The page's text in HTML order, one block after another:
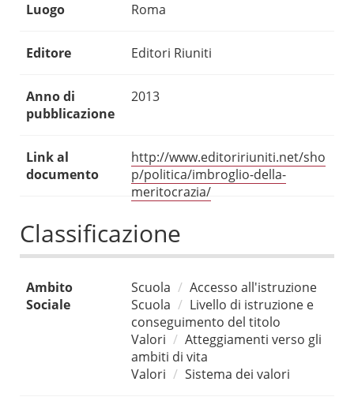
Luogo Roma
Editore Editori Riuniti
Anno di
pubblicazione
2013
Link al
documento
http://www.editoririuniti.net/sho
p/politica/imbroglio-della-
meritocrazia/
Classificazione
Ambito
Sociale
Scuola
Accesso all'istruzione
Scuola
Livello di istruzione e
conseguimento del titolo
Valori
Atteggiamenti verso gli
ambiti di vita
Valori
Sistema dei valori